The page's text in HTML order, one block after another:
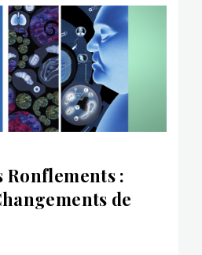
Ronflements :
de